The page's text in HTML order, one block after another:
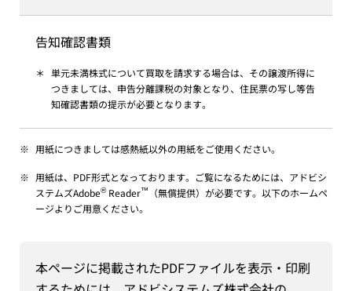
告知確認書類
＊ 単元未満株式について買取を請求する場合は、その譲渡所得に
つきましては、申告分離課税の対象となり、住民票の写し等告
知確認書類の提示が必要となります。
※ 用紙につきましては感熱紙以外の用紙をご使用ください。
※ 用紙は、PDF形式となっております。ご覧になるためには、アドビシ
ステムズAdobe®Reader™ （無償提供）が必要です。以下のホームペ
ージよりご用意ください。
本ページに掲載されたPDFファイルを表示・印刷